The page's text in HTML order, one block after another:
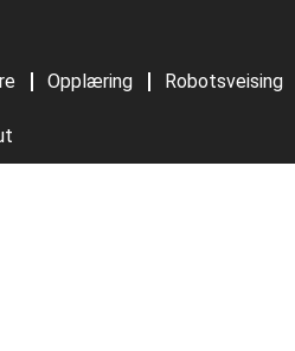
Opplæring Robotsveising